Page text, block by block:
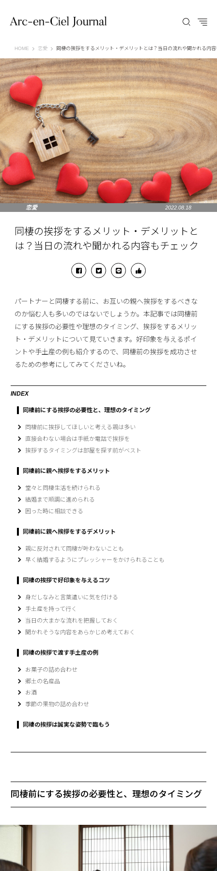
HOME Arc-en-Ciel Journal（アルカンシエル ジャーナル）
恋愛 同棲の挨拶をするメリット・デメリットとは？当日の流れや聞かれる内
恋愛 2022.08.18
同棲の挨拶をするメリット・デメリットと
は？当日の流れや聞かれる内容もチェック
パートナーと同棲する前に、お互いの親へ挨拶をするべきな
のか悩む人も多いのではないでしょうか。本記事では同棲前
にする挨拶の必要性や理想のタイミング、挨拶をするメリッ
ト・デメリットについて見ていきます。好印象を与えるポイ
ントや手土産の例も紹介するので、同棲前の挨拶を成功させ
るための参考にしてみてくださいね。
INDEX
同棲前にする挨拶の必要性と、理想のタイミング
同棲前に挨拶してほしいと考える親は多い
直接会わない場合は手紙か電話で挨拶を
挨拶するタイミングは部屋を探す前がベスト
同棲前に親へ挨拶をするメリット
堂々と同棲生活を続けられる
結婚まで順調に進められる
困った時に相談できる
同棲前に親へ挨拶をするデメリット
親に反対されて同棲が叶わないことも
早く結婚するようにプレッシャーをかけられることも
同棲の挨拶で好印象を与えるコツ
身だしなみと言葉遣いに気を付ける
手土産を持って行く
当日の大まかな流れを把握しておく
聞かれそうな内容をあらかじめ考えておく
同棲の挨拶で渡す手土産の例
お菓子の詰め合わせ
郷土の名産品
お酒
季節の果物の詰め合わせ
同棲の挨拶は誠実な姿勢で臨もう
同棲前にする挨拶の必要性と、理想のタイミング